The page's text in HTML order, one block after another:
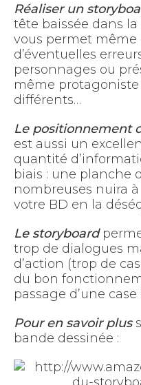
Réaliser un
tête baissée dans
vous permet même
d’éventuelles
personnages ou
même
différents…
Le positionnement
est aussi un
quantité
biais : une planche
nombreuses nuira
votre BD en la
Le storyboard
trop de dialogues
d’action (trop de
du bon
passage d’une
Pour en savoir plus
bande dessinée :